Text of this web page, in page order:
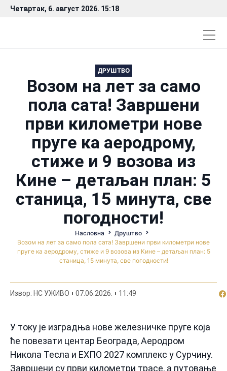
Четвртак, 6. август 2026. 15:18
ДРУШТВО
Возом на лет за само
пола сата! Завршени
први километри нове
пруге ка аеродрому,
стиже и 9 возова из
Кине – детаљан план: 5
станица, 15 минута, све
погодности!
Насловна
Друштво
Возом на лет за само пола сата! Завршени први километри нове
пруге ка аеродрому, стиже и 9 возова из Кине – детаљан план: 5
станица, 15 минута, све погодности!
Извор: НС УЖИВО 07.06.2026. 11:49
У току је изградња нове железничке пруге која
ће повезати центар Београда, Аеродром
Никола Тесла и ЕXПО 2027 комплекс у Сурчину.
Завршени су први километри трасе, а путовање